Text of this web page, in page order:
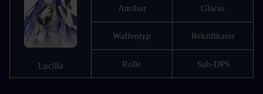
Lucilla
Attribut Glacio
Waffentyp Rektifikator
Rolle Sub-DPS